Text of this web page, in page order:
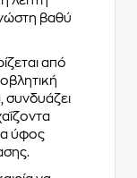
βαθύ
από
συνδυάζει
ύφος